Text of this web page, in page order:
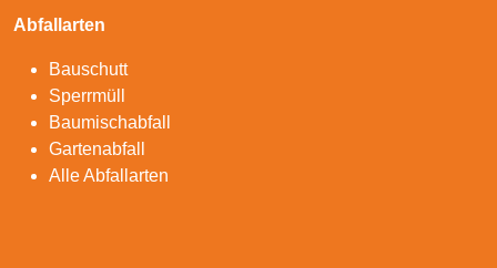
Abfallarten
Bauschutt
Sperrmüll
Baumischabfall
Gartenabfall
Alle Abfallarten